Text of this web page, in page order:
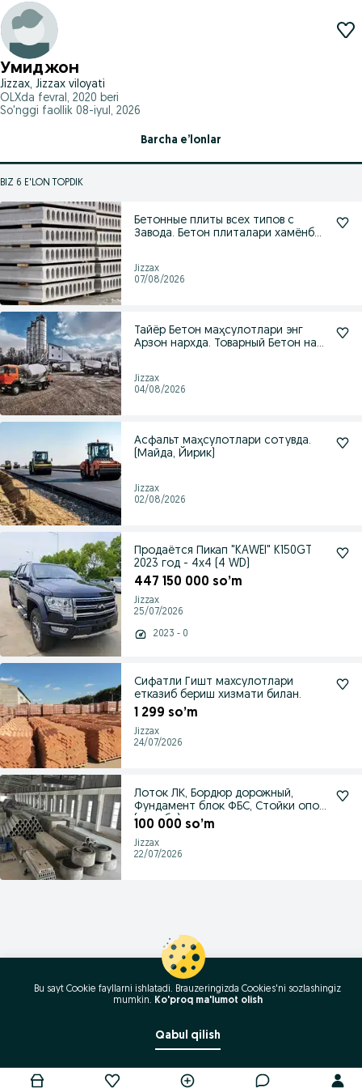
Умиджон
Jizzax, Jizzax viloyati
OLXda fevral, 2020 beri
So'nggi faollik 08-iyul, 2026
Barcha e’lonlar
BIZ 6 E'LON TOPDIK
Бетонные плиты всех типов с
Завода. Бетон плиталари хамёнбоп
Jizzax
07/08/2026
Тайёр Бетон маҳсулотлари энг
Арзон нархда. Товарный Бетон на
Jizzax
04/08/2026
Асфальт маҳсулотлари сотувда.
(Майда, Йирик)
Jizzax
02/08/2026
Продаётся Пикап "KAWEI" K150GT
2023 год - 4x4 (4 WD)
447 150 000 so’m
Jizzax
25/07/2026
2023 - 0
Сифатли Гишт махсулотлари
етказиб бериш хизмати билан.
1 299 so’m
Jizzax
24/07/2026
Лоток ЛК, Бордюр дорожный,
Фундамент блок ФБС, Стойки опор
(столба)
100 000 so’m
Jizzax
22/07/2026
Bu sayt Cookie fayllarni ishlatadi. Brauzeringizda Cookies'ni sozlashingiz
mumkin. Ko'proq ma'lumot olish
Qabul qilish